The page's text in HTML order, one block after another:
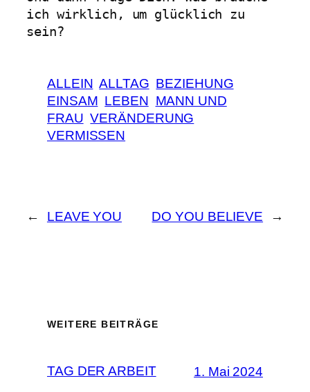
ich wirklich, um glücklich zu
sein?
ALLEIN ALLTAG BEZIEHUNG
EINSAM LEBEN MANN UND
FRAU VERÄNDERUNG
VERMISSEN
← LEAVE YOU DO YOU BELIEVE →
WEITERE BEITRÄGE
TAG DER ARBEIT 1. Mai 2024